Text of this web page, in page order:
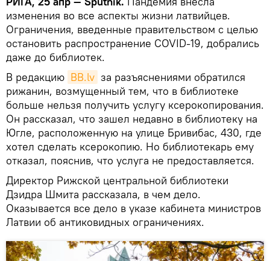
изменения во все аспекты жизни латвийцев.
Ограничения, введенные правительством с целью
остановить распространение COVID-19, добрались
даже до библиотек.
В редакцию BВ.lv за разъяснениями обратился
рижанин, возмущенный тем, что в библиотеке
больше нельзя получить услугу ксерокопирования.
Он рассказал, что зашел недавно в библиотеку на
Югле, расположенную на улице Бривибас, 430, где
хотел сделать ксерокопию. Но библиотекарь ему
отказал, пояснив, что услуга не предоставляется.
Директор Рижской центральной библиотеки
Дзидра Шмита рассказала, в чем дело.
Оказывается все дело в указе кабинета министров
Латвии об антиковидных ограничениях.